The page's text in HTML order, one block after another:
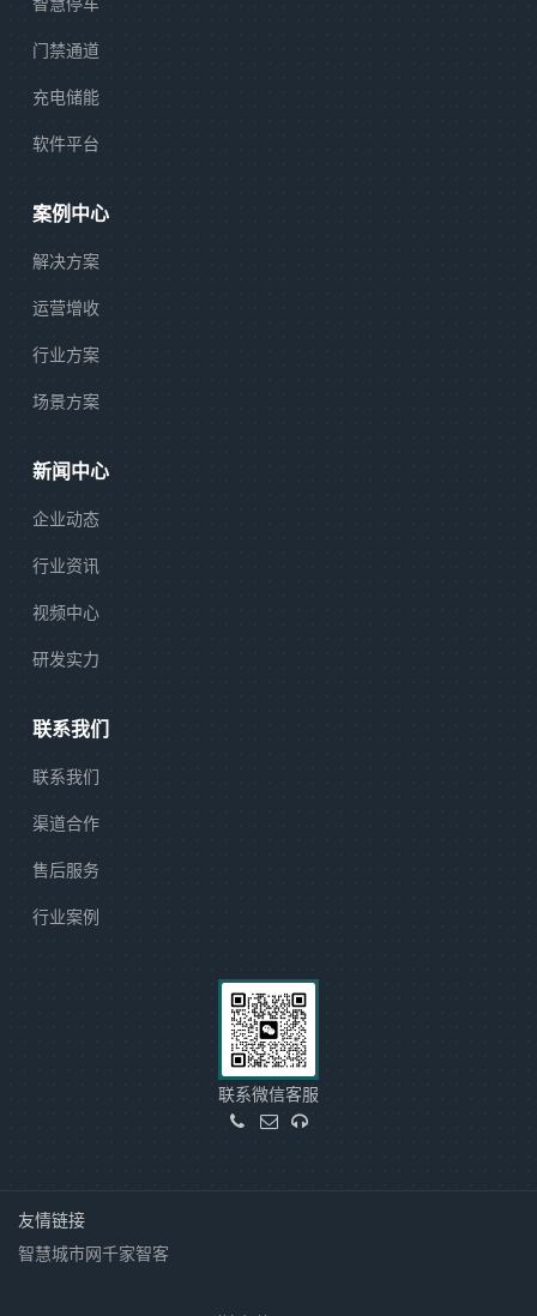
门禁通道
充电储能
软件平台
案例中心
解决方案
运营增收
行业方案
场景方案
新闻中心
企业动态
行业资讯
视频中心
研发实力
联系我们
联系我们
渠道合作
售后服务
行业案例
联系微信客服
友情链接
智慧城市网千家智客